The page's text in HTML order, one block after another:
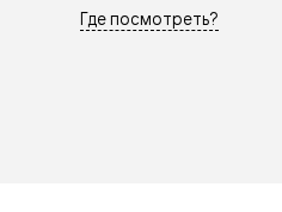
Где посмотреть?